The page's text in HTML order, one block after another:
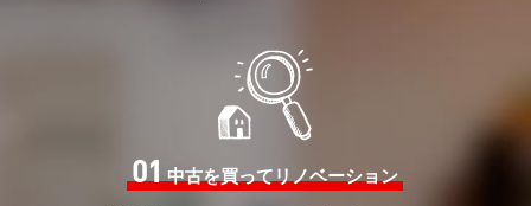
01中古を買ってリノベーション